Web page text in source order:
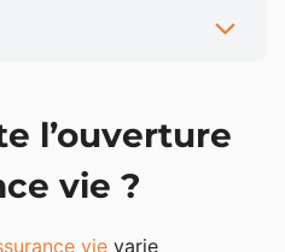
frais d’entrée
l’ouverture
vie ?
vie varie